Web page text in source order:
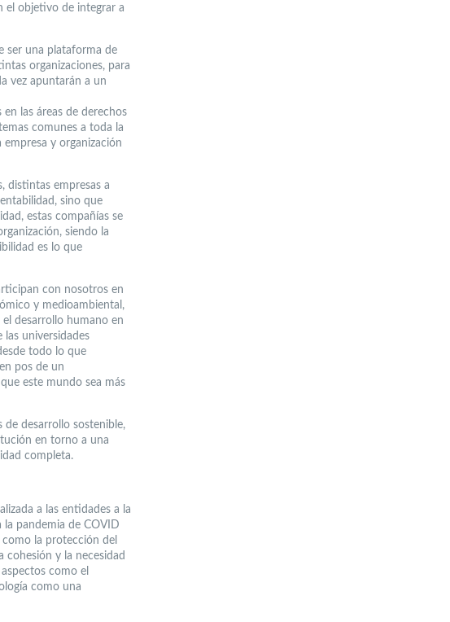
el objetivo de integrar a
ser una plataforma de
organizaciones, para
vez apuntarán a un
las áreas de derechos
comunes a toda la
y organización
distintas empresas a
sino que
estas compañías se
siendo la
es lo que
con nosotros en
y medioambiental,
desarrollo humano en
las universidades
todo lo que
pos de un
este mundo sea más
desarrollo sostenible,
en torno a una
completa.
a las entidades a la
la pandemia de COVID
la protección del
cohesión y la necesidad
como el
como una